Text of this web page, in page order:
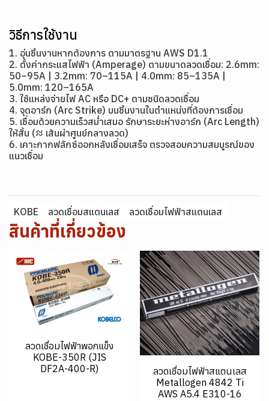
วิธีการใช้งาน
1. อุ่นชิ้นงานหากต้องการ ตามมาตรฐาน AWS D1.1
2. ตั้งค่ากระแสไฟฟ้า (Amperage) ตามขนาดลวดเชื่อม: 2.6mm:
50–95A | 3.2mm: 70–115A | 4.0mm: 85–135A |
5.0mm: 120–165A
3. ใช้แหล่งจ่ายไฟ AC หรือ DC+ ตามชนิดลวดเชื่อม
4. จุดอาร์ก (Arc Strike) บนชิ้นงานในตำแหน่งที่ต้องการเชื่อม
5. เชื่อมด้วยความเร็วสม่ำเสมอ รักษาระยะห่างอาร์ก (Arc Length)
ให้สั้น (≈ เส้นผ่าศูนย์กลางลวด)
6. เคาะกากฟลักซ์ออกหลังเชื่อมเสร็จ ตรวจสอบความสมบูรณ์ของ
แนวเชื่อม
KOBE ลวดเชื่อมสแตนเลส ลวดเชื่อมไฟฟ้าสแตนเลส
สินค้าที่เกี่ยวข้อง
ลวดเชื่อมไฟฟ้าพอกแข็ง
KOBE-350R (JIS
DF2A-400-R)
ลวดเชื่อมไฟฟ้าสแตนเลส
Metallogen 4842 Ti
AWS A5.4 E310-16